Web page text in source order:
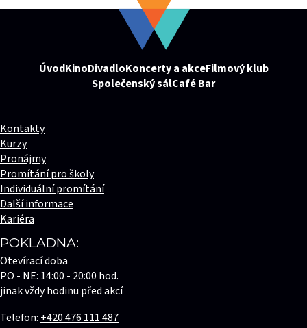
ÚvodKinoDivadloKoncerty a akceFilmový klub
Společenský sálCafé Bar
Kontakty
Kurzy
Pronájmy
Promítání pro školy
Individuální promítání
Další informace
Kariéra
POKLADNA:
Otevírací doba
PO - NE: 14:00 - 20:00 hod.
jinak vždy hodinu před akcí
Telefon: +420 476 111 487